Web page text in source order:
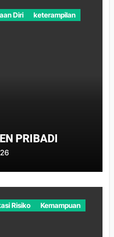
Diri keterampilan
PRIBADI
Risiko
Kemampuan